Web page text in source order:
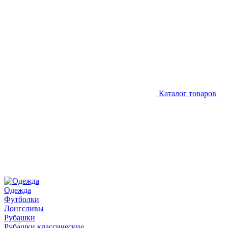
Каталог товаров
Одежда
Футболки
Лонгсливы
Рубашки